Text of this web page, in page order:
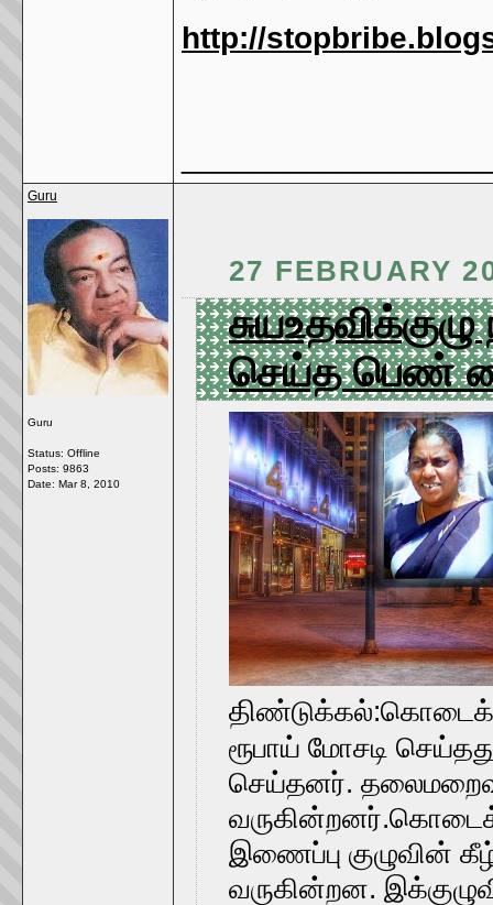
http://
Guru
Guru
Status: Offline
Posts: 9863
Date: Mar 8, 2010
27 FEBRUARY
செய்த பெண்
தி
ரூபாய் மோசடி
செய்தனர்.
இணைப்பு குழுவின்
வருகின்றன.